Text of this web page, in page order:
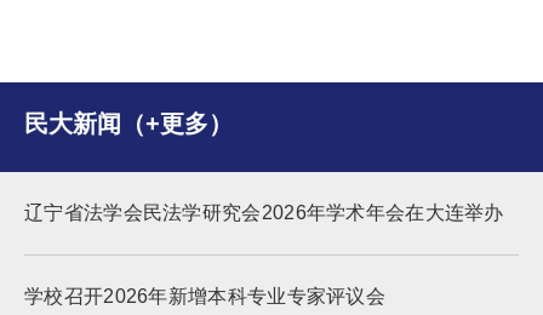
民大新闻（+更多）
辽宁省法学会民法学研究会2026年学术年会在大连举办
学校召开2026年新增本科专业专家评议会